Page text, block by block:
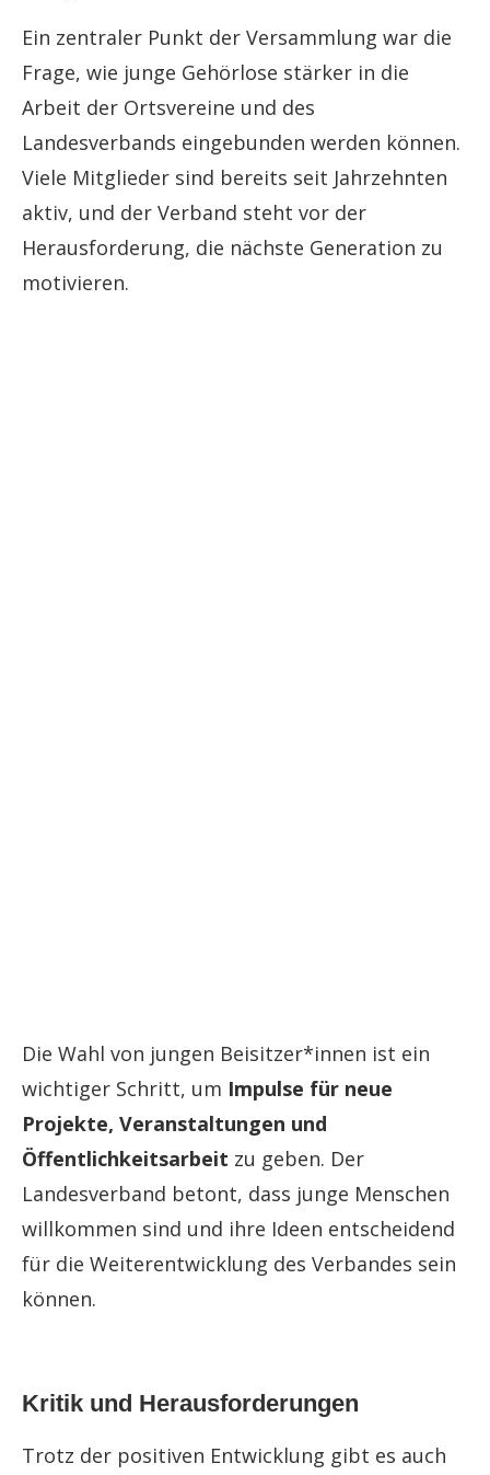
Ein zentraler Punkt der Versammlung war die
Frage, wie junge Gehörlose stärker in die
Arbeit der Ortsvereine und des
Landesverbands eingebunden werden können.
Viele Mitglieder sind bereits seit Jahrzehnten
aktiv, und der Verband steht vor der
Herausforderung, die nächste Generation zu
motivieren.
Die Wahl von jungen Beisitzer*innen ist ein
wichtiger Schritt, um Impulse für neue
Projekte, Veranstaltungen und
Öffentlichkeitsarbeit zu geben. Der
Landesverband betont, dass junge Menschen
willkommen sind und ihre Ideen entscheidend
für die Weiterentwicklung des Verbandes sein
können.
Kritik und Herausforderungen
Trotz der positiven Entwicklung gibt es auch